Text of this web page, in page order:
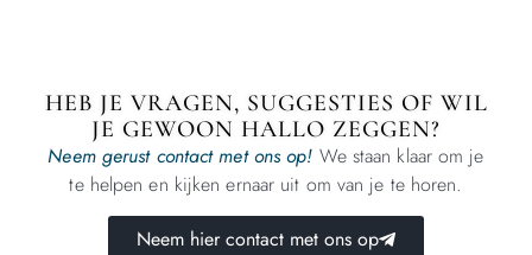
HEB JE VRAGEN, SUGGESTIES OF WIL
JE GEWOON HALLO ZEGGEN?
Neem gerust contact met ons op! We staan klaar om je
te helpen en kijken ernaar uit om van je te horen.
Neem hier contact met ons op